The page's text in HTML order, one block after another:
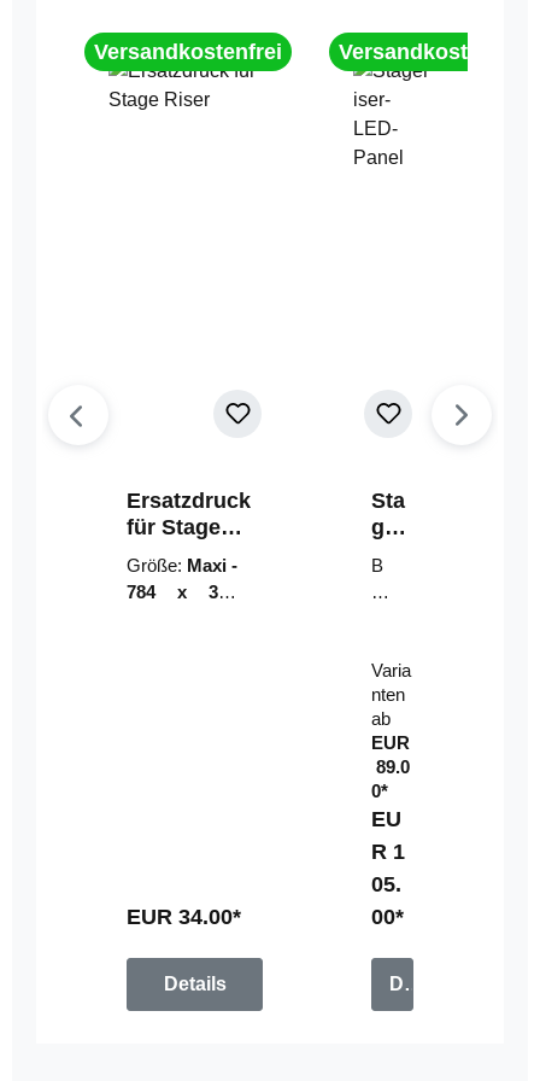
Versandkostenfrei
Ersatzdruck
für Stage
Riser
Größe: Maxi -
784 x 314
EUR 34.00*
Details
Versandkostenfrei
Sta
geri
ser-
LE
D-
el
B
un
mi
t
Fe
rn
be
di
en
u
n
g
Varia
nten
ab
EUR
89.0
0*
EU
R 1
05.
00*
Details